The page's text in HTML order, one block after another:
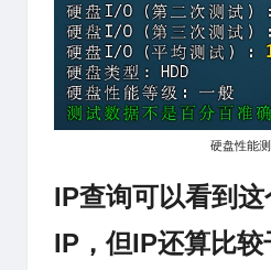
硬盘性能
IP查询可以看到
IP，但IP还算比较